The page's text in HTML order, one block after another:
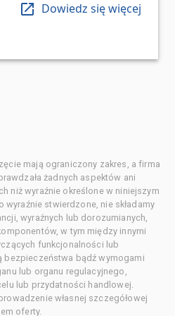
Dowiedz się więcej
mają ograniczony zakres, a firma
żadnych aspektów ani
niż wyraźnie określone w niniejszym
wyraźnie stwierdzone, nie składamy
wyraźnych lub dorozumianych,
w tym między innymi
funkcjonalności lub
bezpieczeństwa bądź wymogami
lub organu regulacyjnego,
lub przydatności handlowej.
własnej szczegółowej
oferty.